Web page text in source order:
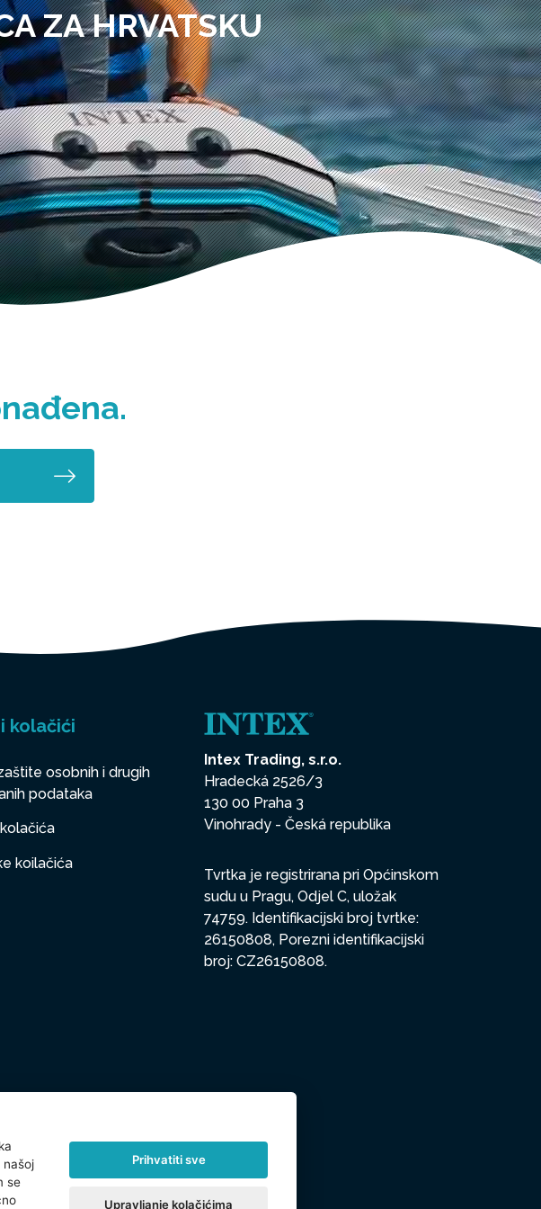
ZA HRVATSKU
i kolačići
osobnih i drugih
podataka
koilačića
Intex Trading, s.r.o.
Hradecká 2526/3
130 00 Praha 3
Vinohrady - Česká republika
Tvrtka je registrirana pri Općinskom
sudu u Pragu, Odjel C, uložak
74759. Identifikacijski broj tvrtke:
26150808, Porezni identifikacijski
broj: CZ26150808.
našoj
se
Prihvatiti sve
Upravljanje kolačićima